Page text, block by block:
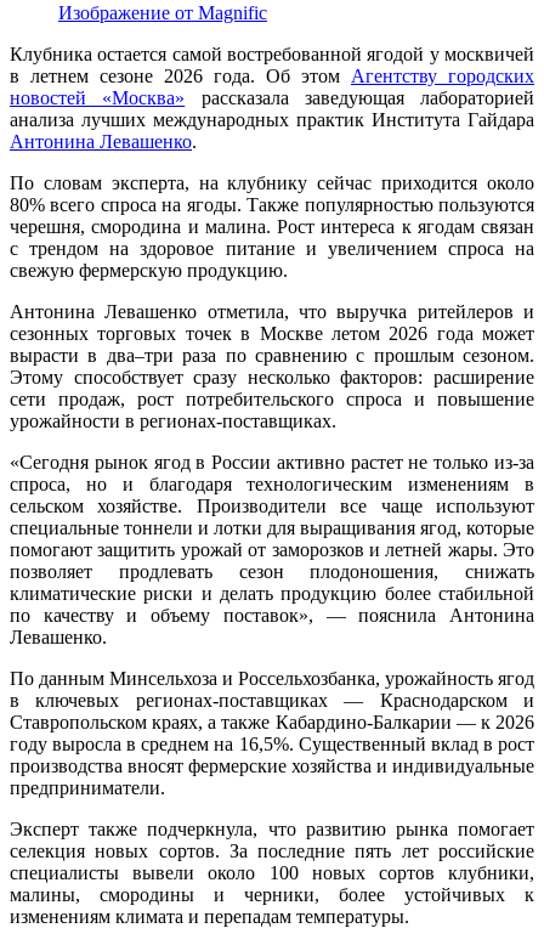
Изображение от Magnific
Клубника остается самой востребованной ягодой у москвичей
в летнем сезоне 2026 года. Об этом Агентству городских
новостей «Москва» рассказала заведующая лабораторией
анализа лучших международных практик Института Гайдара
Антонина Левашенко.
По словам эксперта, на клубнику сейчас приходится около
80% всего спроса на ягоды. Также популярностью пользуются
черешня, смородина и малина. Рост интереса к ягодам связан
с трендом на здоровое питание и увеличением спроса на
свежую фермерскую продукцию.
Антонина Левашенко отметила, что выручка ритейлеров и
сезонных торговых точек в Москве летом 2026 года может
вырасти в два–три раза по сравнению с прошлым сезоном.
Этому способствует сразу несколько факторов: расширение
сети продаж, рост потребительского спроса и повышение
урожайности в регионах-поставщиках.
«Сегодня рынок ягод в России активно растет не только из-за
спроса, но и благодаря технологическим изменениям в
сельском хозяйстве. Производители все чаще используют
специальные тоннели и лотки для выращивания ягод, которые
помогают защитить урожай от заморозков и летней жары. Это
позволяет продлевать сезон плодоношения, снижать
климатические риски и делать продукцию более стабильной
по качеству и объему поставок», — пояснила Антонина
Левашенко.
По данным Минсельхоза и Россельхозбанка, урожайность ягод
в ключевых регионах-поставщиках — Краснодарском и
Ставропольском краях, а также Кабардино-Балкарии — к 2026
году выросла в среднем на 16,5%. Существенный вклад в рост
производства вносят фермерские хозяйства и индивидуальные
предприниматели.
Эксперт также подчеркнула, что развитию рынка помогает
селекция новых сортов. За последние пять лет российские
специалисты вывели около 100 новых сортов клубники,
малины, смородины и черники, более устойчивых к
изменениям климата и перепадам температуры.